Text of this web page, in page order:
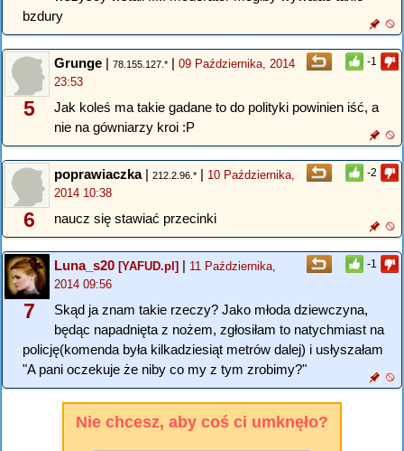
bzdury
-1
5
Grunge | 78.155.127.* | 09 Października, 2014
23:53
Jak koleś ma takie gadane to do polityki powinien iść, a
nie na gówniarzy kroi :P
-2
6
poprawiaczka| 212.2.96.* | 10 Października,
2014 10:38
naucz się stawiać przecinki
-1
7
Luna_s20 [YAFUD.pl] | 11 Października,
2014 09:56
Skąd ja znam takie rzeczy? Jako młoda dziewczyna,
będąc napadnięta z nożem, zgłosiłam to natychmiast na
policję(komenda była kilkadziesiąt metrów dalej) i usłyszałam
"A pani oczekuje że niby co my z tym zrobimy?"
Nie chcesz, aby coś ci umknęło?